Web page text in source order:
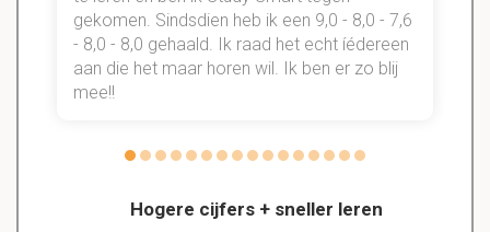
Hogere cijfers + sneller leren
gekomen. Sindsdien heb ik een 9,0 - 8,0 - 7,6
- 8,0 - 8,0 gehaald. Ik raad het echt íédereen
aan die het maar horen wil. Ik ben er zo blij
mee!!